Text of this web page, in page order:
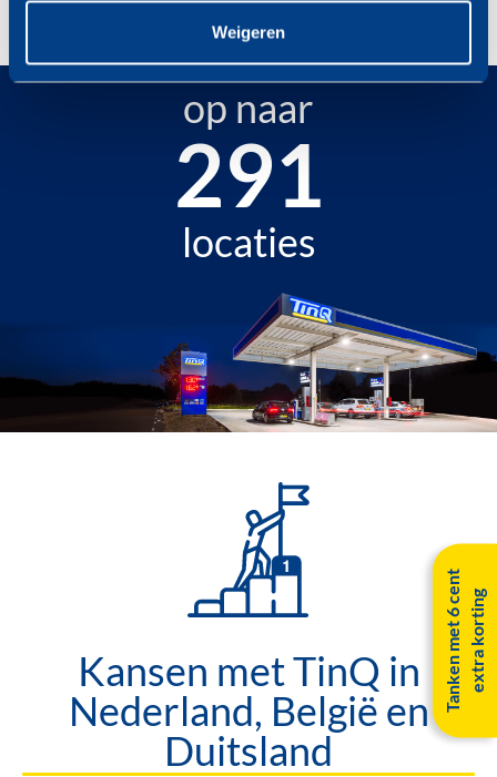
Weigeren
T
a
n
k
e
n
m
e
t
6
c
e
n
t
e
x
t
r
a
k
o
r
t
i
ng
op naar
342
locaties
Kansen met TinQ in
Nederland, België en
Duitsland